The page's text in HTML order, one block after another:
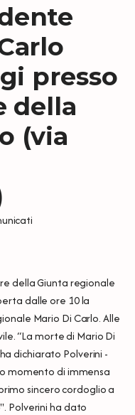
presso
della
(via
della Giunta regionale
dalle ore 10 la
Mario Di Carlo. Alle
“La morte di Mario Di
dichiarato Polverini -
momento di immensa
sincero cordoglio a
Polverini ha dato